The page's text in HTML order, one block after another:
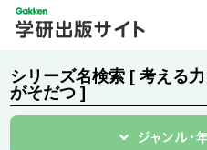
シリーズ名検索 [ 考える
がそだつ ]